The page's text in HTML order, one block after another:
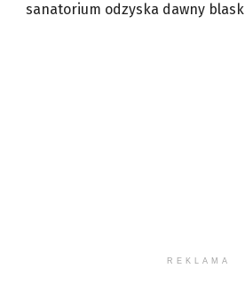
sanatorium odzyska dawny blask
REKLAMA